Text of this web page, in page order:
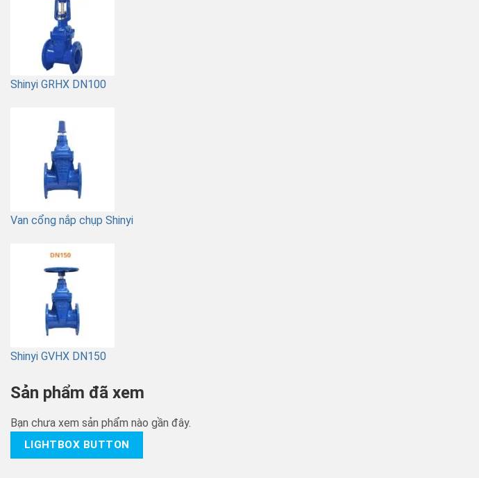
Shinyi GRHX DN100
Van cổng nắp chụp Shinyi
Shinyi GVHX DN150
Sản phẩm đã xem
Bạn chưa xem sản phẩm nào gần đây.
LIGHTBOX BUTTON